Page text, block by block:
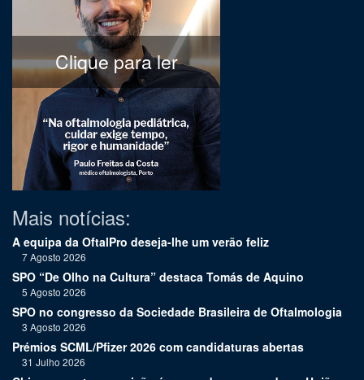
Clique para ler
Mais notícias:
A equipa da OftalPro deseja-lhe um verão feliz
7 Agosto 2026
SPO “De Olho na Cultura” destaca Tomás de Aquino
5 Agosto 2026
SPO no congresso da Sociedade Brasileira de Oftalmologia
3 Agosto 2026
Prémios SCML/Pfizer 2026 com candidaturas abertas
31 Julho 2026